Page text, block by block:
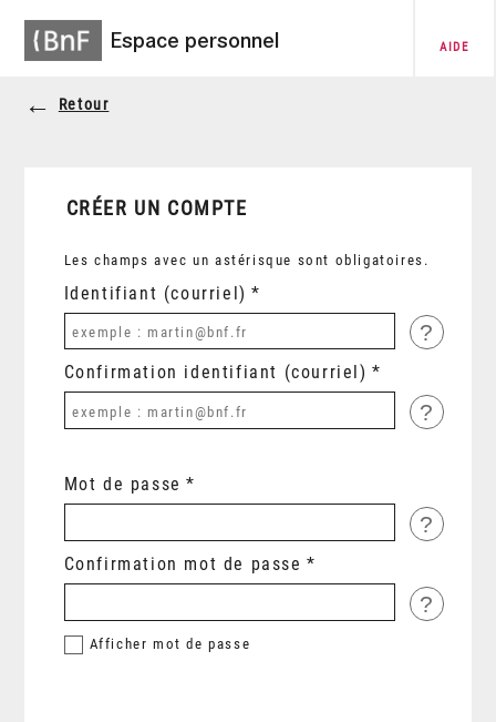
Espace personnel AIDE
Retour
CRÉER UN COMPTE
Les champs avec un astérisque sont obligatoires.
Identifiant (courriel)
?
Confirmation identifiant (courriel)
?
Mot de passe
?
Confirmation mot de passe
?
Afficher mot de passe